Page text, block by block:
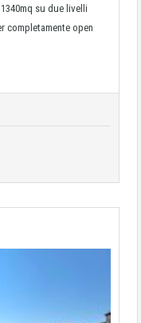
su due livelli
completamente open